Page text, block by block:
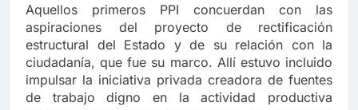
Aquellos primeros PPI concuerdan con las
aspiraciones del proyecto de rectificación
estructural del Estado y de su relación con la
ciudadanía, que fue su marco. Allí estuvo incluido
impulsar la iniciativa privada creadora de fuentes
de trabajo digno en la actividad productiva